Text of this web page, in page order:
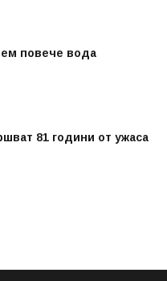
повече вода
81 години от ужаса